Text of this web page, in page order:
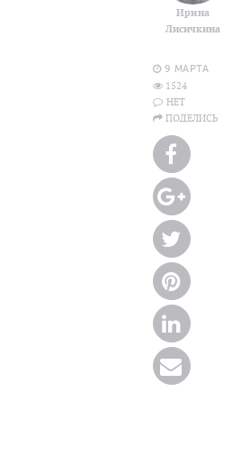
Ирина
Лисичкина
9 МАРТА
1524
НЕТ
ПОДЕЛИСЬ